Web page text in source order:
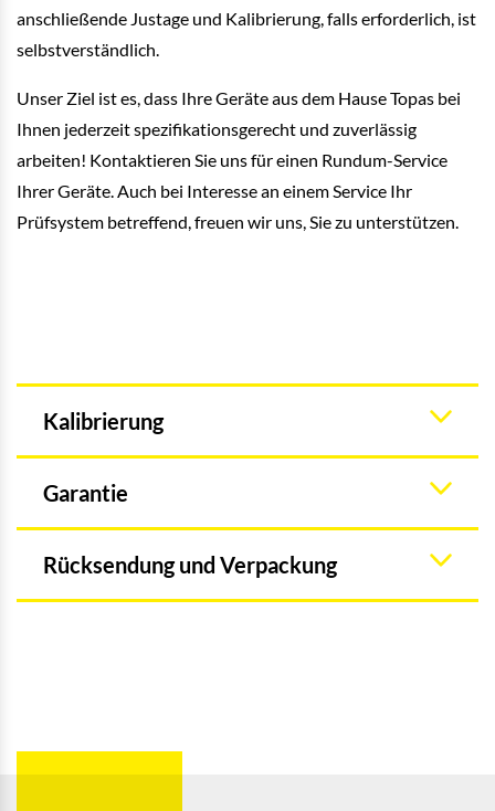
anschließende Justage und Kalibrierung, falls erforderlich, ist
selbstverständlich.
Unser Ziel ist es, dass Ihre Geräte aus dem Hause Topas bei
Ihnen jederzeit spezifikationsgerecht und zuverlässig
arbeiten! Kontaktieren Sie uns für einen Rundum-Service
Ihrer Geräte. Auch bei Interesse an einem Service Ihr
Prüfsystem betreffend, freuen wir uns, Sie zu unterstützen.
Kalibrierung
Garantie
Rücksendung und Verpackung